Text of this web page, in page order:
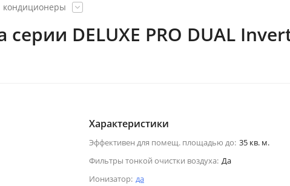
кондиционеры
DELUXE PRO DUAL
Характеристики
Эффективен для помещ. площадью до: 35 кв. м.
Фильтры тонкой очистки воздуха: Да
Ионизатор: да